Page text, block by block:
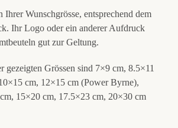
Ihrer Wunschgrösse, entsprechend dem
Ihr Logo oder ein anderer Aufdruck
gut zur Geltung.
gezeigten Grössen sind 7×9 cm, 8.5×11
cm, 12×15 cm (Power Byrne),
15×20 cm, 17.5×23 cm, 20×30 cm